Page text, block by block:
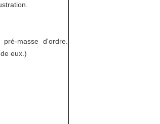
masse d'ordre.
eux.)